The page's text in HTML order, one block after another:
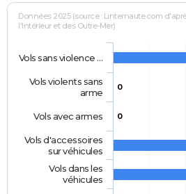
Données 2025 (source : Linternaute.com
l'Intérieur et des Outre-Mer)
0
0
Vols sans violence …
Vols violents sans
arme
Vols avec armes
Vols d'accessoires
sur véhicules
Vols dans les
véhicules